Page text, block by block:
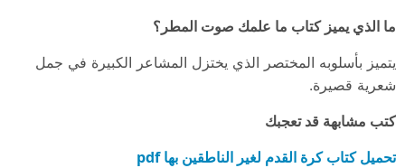
ما الذي يميز كتاب ما علمك صوت المطر؟
يتميز بأسلوبه المختصر الذي يختزل المشاعر الكبيرة في جمل
شعرية قصيرة.
كتب مشابهة قد تعجبك
تحميل كتاب كرة القدم لغير الناطقين بها pdf